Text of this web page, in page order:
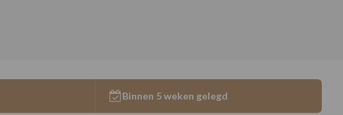
Binnen 5 weken gelegd